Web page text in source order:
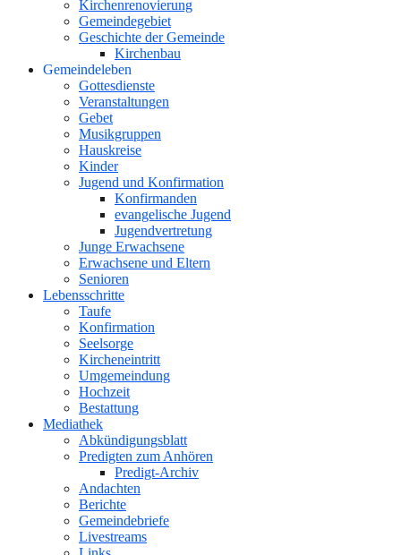
Kirchenrenovierung
Gemeindegebiet
Geschichte der Gemeinde
Kirchenbau
Gemeindeleben
Gottesdienste
Veranstaltungen
Gebet
Musikgruppen
Hauskreise
Kinder
Jugend und Konfirmation
Konfirmanden
evangelische Jugend
Jugendvertretung
Junge Erwachsene
Erwachsene und Eltern
Senioren
Lebensschritte
Taufe
Konfirmation
Seelsorge
Kircheneintritt
Umgemeindung
Hochzeit
Bestattung
Mediathek
Abkündigungsblatt
Predigten zum Anhören
Predigt-Archiv
Andachten
Berichte
Gemeindebriefe
Livestreams